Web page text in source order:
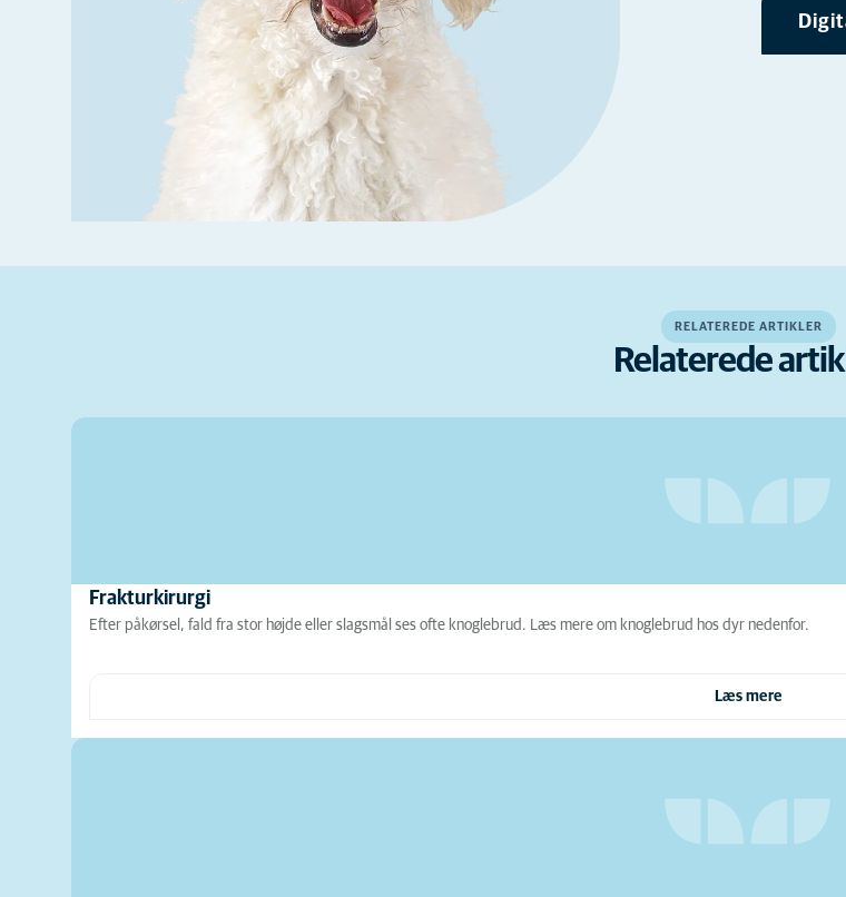
RELATEREDE ARTIKLER
Relaterede
Frakturkirurgi
Efter påkørsel, fald fra stor højde eller slagsmål ses ofte knoglebrud. Læs mere om knoglebrud hos dyr nedenfor.
Læs mere